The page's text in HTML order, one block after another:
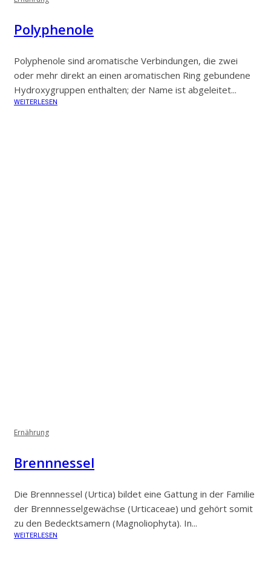
Polyphenole
Polyphenole sind aromatische Verbindungen, die zwei
oder mehr direkt an einen aromatischen Ring gebundene
Hydroxygruppen enthalten; der Name ist abgeleitet...
WEITERLESEN
Ernährung
Brennnessel
Die Brennnessel (Urtica) bildet eine Gattung in der Familie
der Brennnesselgewächse (Urticaceae) und gehört somit
zu den Bedecktsamern (Magnoliophyta). In...
WEITERLESEN